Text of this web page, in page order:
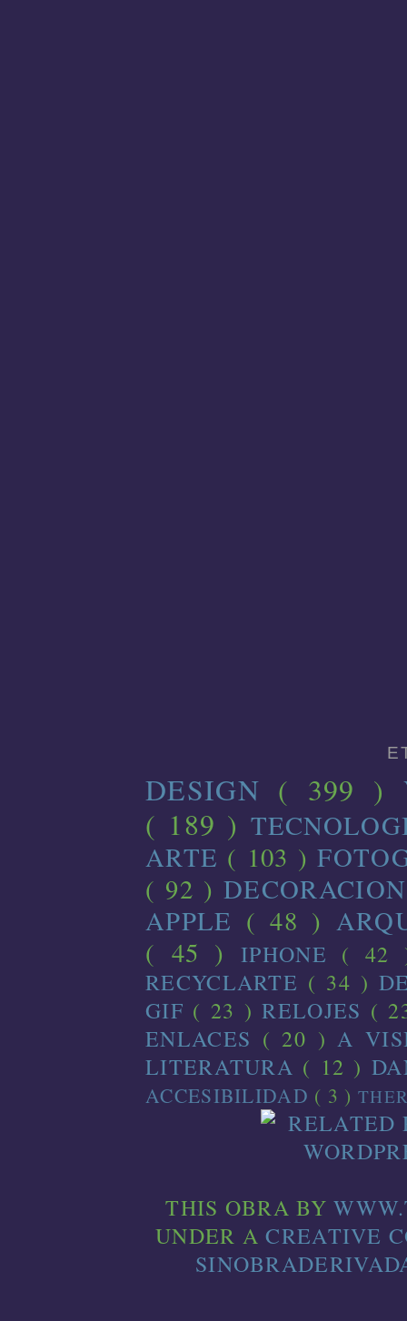
DESIGN ( 399 )
( 189 )
ARTE ( 103 )
( 92 )
APPLE ( 48 )
( 45 )IPHONE (
RECYCLARTE ( 34 )
GIF ( 23 )RELOJES (
ENLACES ( 20 )A
LITERATURA ( 12 )
ACCESIBILIDAD ( 3 )
THIS OBRA BY
UNDER ACREATIVE